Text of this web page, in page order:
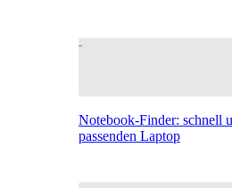
Notebook-Finder: schnell
passenden Laptop